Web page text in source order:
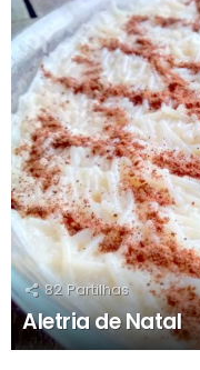
82 Partilhas
Aletria de Natal